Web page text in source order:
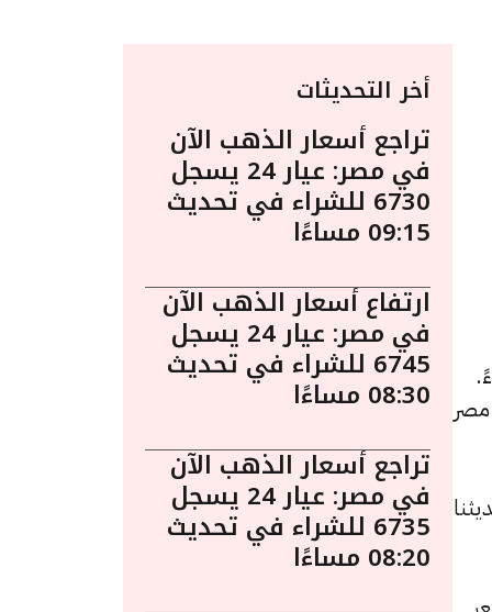
7:45 مساءً.
جنيهات عن تحديثنا
أخر التحديثات
تراجع أسعار الذهب الآن
في مصر: عيار 24 يسجل
6730 للشراء في تحديث
09:15 مساءًا
ارتفاع أسعار الذهب الآن
في مصر: عيار 24 يسجل
6745 للشراء في تحديث
08:30 مساءًا
تراجع أسعار الذهب الآن
في مصر: عيار 24 يسجل
6735 للشراء في تحديث
08:20 مساءًا